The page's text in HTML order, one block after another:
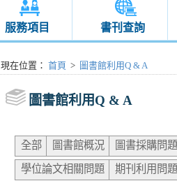
服務項目 書刊查詢
:::現在位置 ： 首頁 > 圖書館利用Q & A
圖書館利用Q & A
全部 圖書館概況
圖書採購問
學位論文相關問題
期刊利用問